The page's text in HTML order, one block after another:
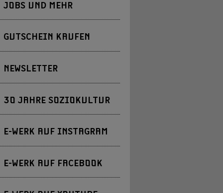
JOBS UND MEHR
GUTSCHEIN KAUFEN
NEWSLETTER
30 JAHRE SOZIOKULTUR
E-WERK AUF INSTAGRAM
E-WERK AUF FACEBOOK